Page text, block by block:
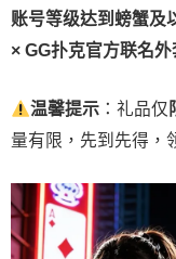
账号等级达到螃蟹及
× GG扑克官方联名外
温馨提示：礼品仅
量有限，先到先得，